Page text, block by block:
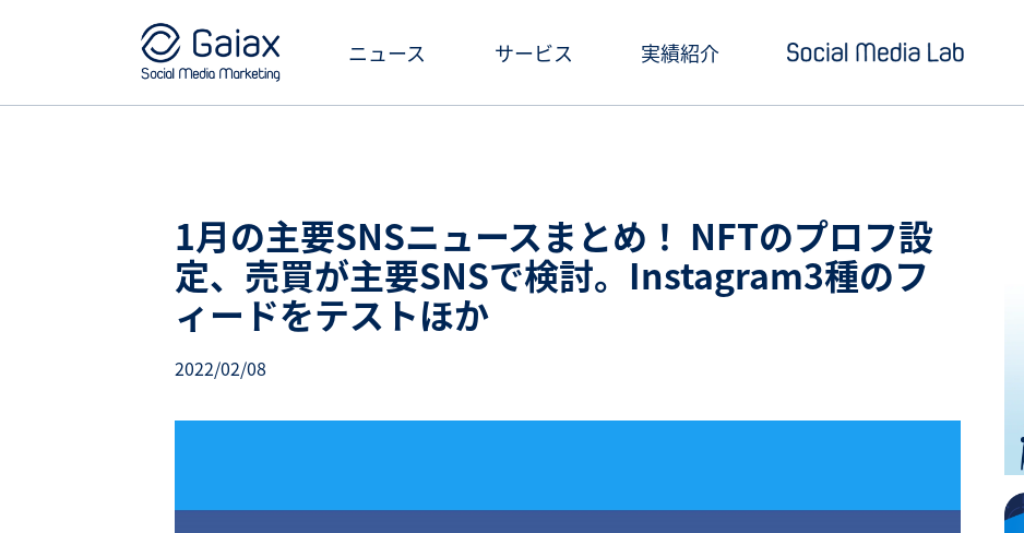
ニュース サービス
クリエイティブ制作・撮影
SNS投稿キャンペーン
インフルエンサーPR
実績紹介
お役立ち資料ダウンロード
Social Media Lab講座
1月の主要SNSニュースまとめ！ NFTのプロフ設
定、売買が主要SNSで検討。Instagram3種のフ
ィードをテストほか
2022/02/08